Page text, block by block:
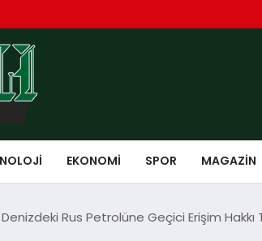
EKONOMI SPOR MAGAZIN
Denizdeki Rus Petrolüne Geçici Erişim Hakkı